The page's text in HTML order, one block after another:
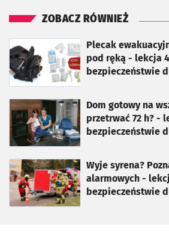
ZOBACZ RÓWNIEŻ
Plecak
pod ręką - lekcja 4
bezpieczeństwie
otworzy się w nowej karcie
Dom gotowy na
przetrwać 72 h? -
bezpieczeństwie
otworzy się w nowej karcie
Wyje syrena?
alarmowych -
bezpieczeństwie
otworzy się w nowej karcie